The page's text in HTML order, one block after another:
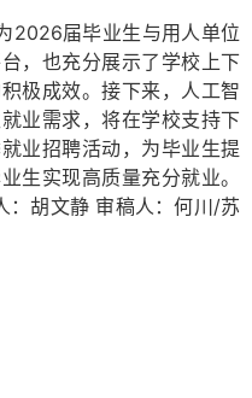
2026届毕业生与用人单位
，也充分展示了学校上下
极成效。接下来，人工智
业需求，将在学校支持下
业招聘活动，为毕业生提
生实现高质量充分就业。
：胡文静 审稿人：何川/苏